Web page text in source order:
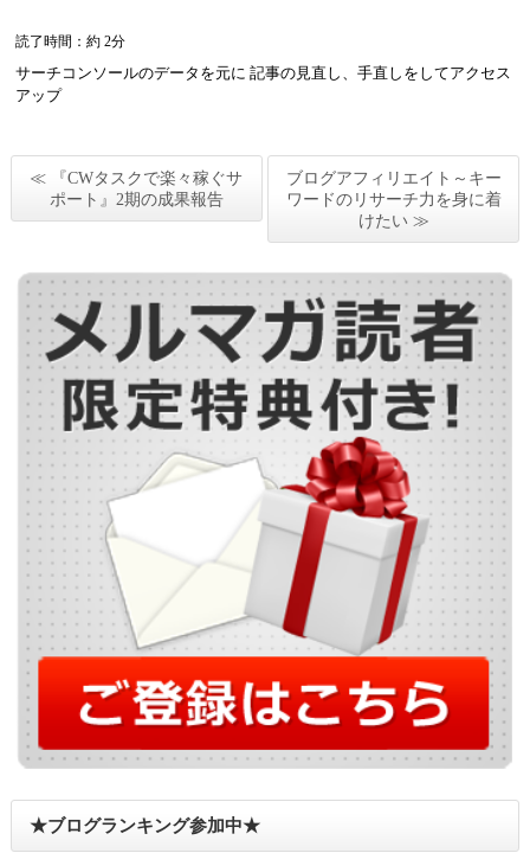
読了時間：約 2分
サーチコンソールのデータを元に 記事の見直し、手直しをしてアクセス
アップ
≪ 『CWタスクで楽々稼ぐサ
ポート』2期の成果報告
ブログアフィリエイト～キー
ワードのリサーチ力を身に着
けたい ≫
★ブログランキング参加中★